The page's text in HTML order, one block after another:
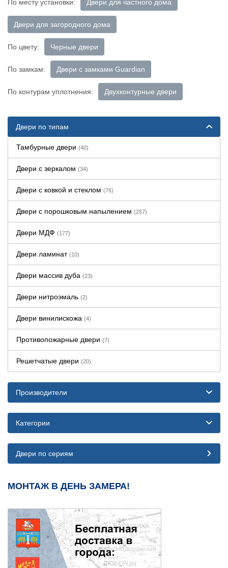
По месту установки: Двери для частного дома
Двери для загородного дома
По цвету: Черные двери
По замкам: Двери с замками Guardian
По контурам уплотнения: Двухконтурные двери
Двери по типам
Тамбурные двери (40)
Двери с зеркалом (34)
Двери с ковкой и стеклом (76)
Двери с порошковым напылением (257)
Двери МДФ (177)
Двери ламинат (10)
Двери массив дуба (23)
Двери нитроэмаль (2)
Двери винилискожа (4)
Противопожарные двери (7)
Решетчатые двери (20)
Производители
Категории
Двери по сериям
МОНТАЖ В ДЕНЬ ЗАМЕРА!